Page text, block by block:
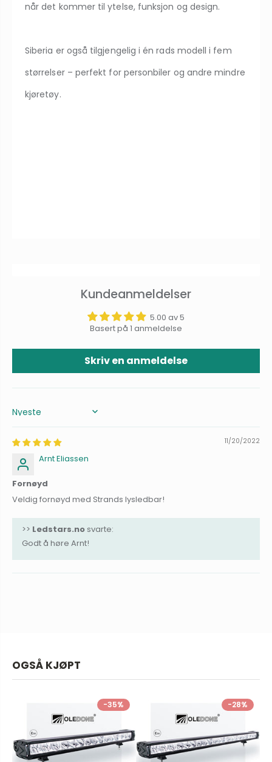
når det kommer til ytelse, funksjon og design.
Siberia er også tilgjengelig i én rads modell i fem
størrelser – perfekt for personbiler og andre mindre
kjøretøy.
Kundeanmeldelser
5.00 av 5
Basert på 1 anmeldelse
Skriv en anmeldelse
Sort by
11/20/2022
Arnt Eliassen
Fornøyd
Veldig fornøyd med Strands lysledbar!
>> Ledstars.no svarte:
Godt å høre Arnt!
OGSÅ KJØPT
-35% -28%